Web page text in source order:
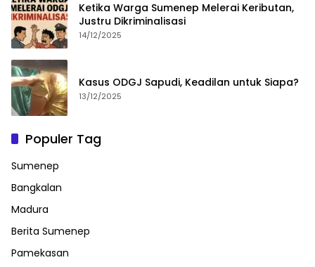
Ketika Warga Sumenep Melerai Keributan,
Justru Dikriminalisasi
14/12/2025
Kasus ODGJ Sapudi, Keadilan untuk Siapa?
13/12/2025
Populer Tag
Sumenep
Bangkalan
Madura
Berita Sumenep
Pamekasan